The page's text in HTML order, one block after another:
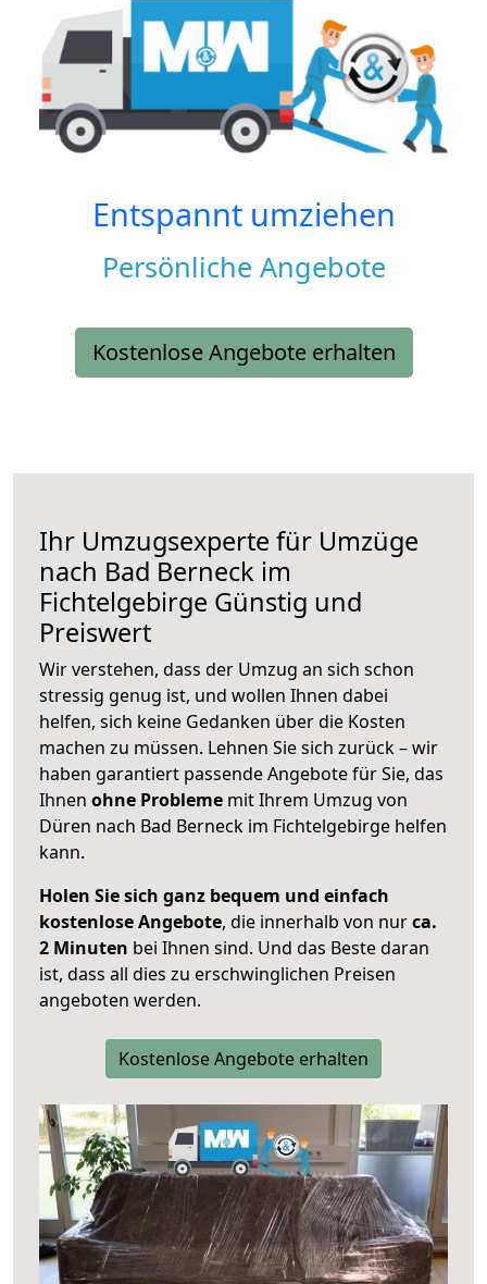
Entspannt umziehen
Persönliche Angebote
Kostenlose Angebote erhalten
Ihr Umzugsexperte für Umzüge
nach Bad Berneck im
Fichtelgebirge Günstig und
Preiswert
Wir verstehen, dass der Umzug an sich schon
stressig genug ist, und wollen Ihnen dabei
helfen, sich keine Gedanken über die Kosten
machen zu müssen. Lehnen Sie sich zurück – wir
haben garantiert passende Angebote für Sie, das
Ihnen ohne Probleme mit Ihrem Umzug von
Düren nach Bad Berneck im Fichtelgebirge helfen
kann.
Holen Sie sich ganz bequem und einfach
kostenlose Angebote, die innerhalb von nurca.
2 Minuten bei Ihnen sind. Und das Beste daran
ist, dass all dies zu erschwinglichen Preisen
angeboten werden.
Kostenlose Angebote erhalten